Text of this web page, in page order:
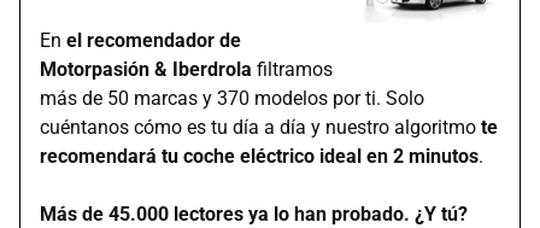
En el recomendador de
Motorpasión & Iberdrola filtramos
más de 50 marcas y 370 modelos por ti. Solo
cuéntanos cómo es tu día a día y nuestro algoritmo te
recomendará tu coche eléctrico ideal en 2 minutos.
Más de 45.000 lectores ya lo han probado. ¿Y tú?